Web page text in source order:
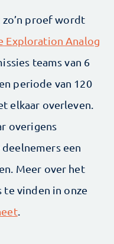
proef wordt
Exploration Analog
teams van 6
periode van 120
elkaar overleven.
overigens
een
Meer over het
te vinden in onze
.